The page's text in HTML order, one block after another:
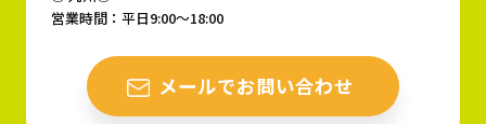
営業時間：平日9:00〜18:00
メールでお問い合わせ